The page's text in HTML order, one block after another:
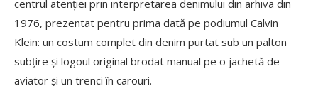
centrul atenției prin interpretarea denimului din arhiva din
1976, prezentat pentru prima dată pe podiumul Calvin
Klein: un costum complet din denim purtat sub un palton
subțire și logoul original brodat manual pe o jachetă de
aviator și un trenci în carouri.